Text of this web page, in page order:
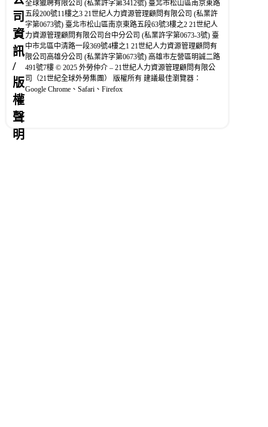
司
資
訊
/
版
權
聲
明
全球獵聘有限公司 (私業許字第3412號) 臺北市松山區南京東路
五段200號11樓之3 21世紀人力資源管理顧問有限公司 (私業許
字第0673號) 臺北市松山區南京東路五段63號3樓之2 21世紀人
力資源管理顧問有限公司台中分公司 (私業許字第0673-3號) 臺
中市北區中清路一段369號4樓之1 21世紀人力資源管理顧問有
限公司高雄分公司 (私業許字第0673號) 高雄市左營區明誠二路
491號7樓 © 2025 外勞仲介 – 21世紀人力資源管理顧問有限公
司（21世紀全球外勞集團） 版權所有 建議最佳瀏覽器：
Google Chrome、Safari、Firefox